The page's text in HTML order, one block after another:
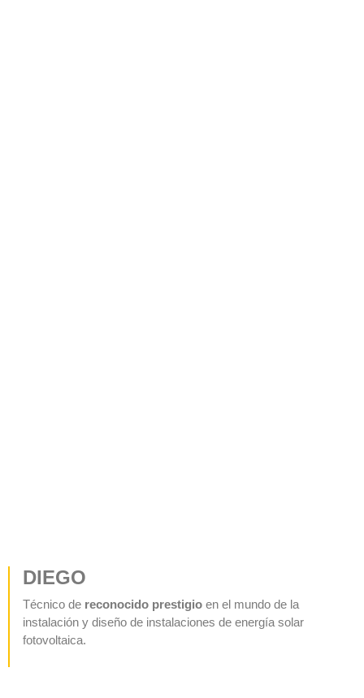
DIEGO
Técnico de reconocido prestigio en el mundo de la
instalación y diseño de instalaciones de energía solar
fotovoltaica.